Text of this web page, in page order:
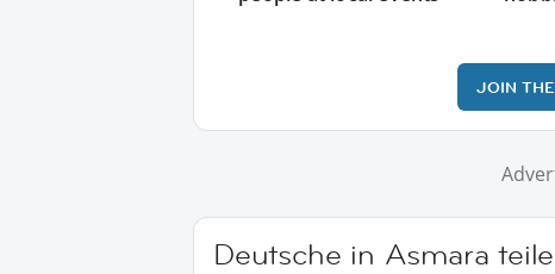
JOIN
Deutsche in Asmara